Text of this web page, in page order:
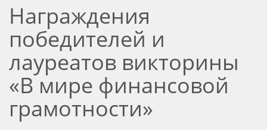
Награждения
победителей и
лауреатов викторины
«В мире финансовой
грамотности»